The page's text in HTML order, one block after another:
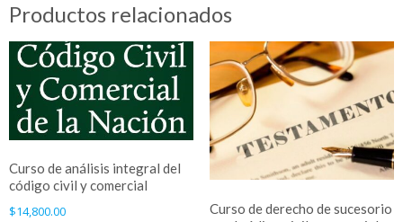
Laboral
cantidad
Productos relacionados
Curso de análisis integral del
código civil y comercial
$14,800.00
Curso de derecho de sucesorio